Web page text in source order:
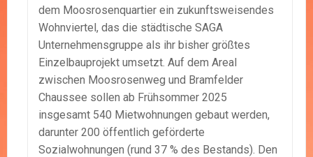
dem Moosrosenquartier ein zukunftsweisendes
Wohnviertel, das die städtische SAGA
Unternehmensgruppe als ihr bisher größtes
Einzelbauprojekt umsetzt. Auf dem Areal
zwischen Moosrosenweg und Bramfelder
Chaussee sollen ab Frühsommer 2025
insgesamt 540 Mietwohnungen gebaut werden,
darunter 200 öffentlich geförderte
Sozialwohnungen (rund 37 % des Bestands). Den